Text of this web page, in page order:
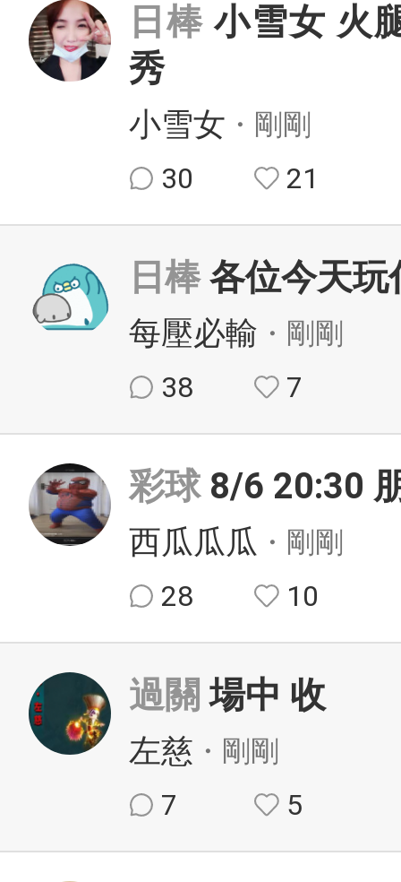
日棒 小雪女 火
秀
小雪女 ・剛剛
30
21
日棒 各位今天
每壓必輸 ・剛剛
38
7
彩球 8/6 20:30
西瓜瓜瓜 ・剛剛
28
10
過關 場中 收
左慈 ・剛剛
7
5